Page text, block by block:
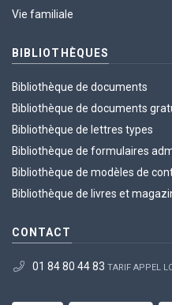
Vie familiale
BIBLIOTHÈQUES
Bibliothèque de documents
Bibliothèque de documents
Bibliothèque de lettres types
Bibliothèque de formulaires
Bibliothèque de modèles de
Bibliothèque de livres et
CONTACT
01 84 80 44 83 TARIF APPEL